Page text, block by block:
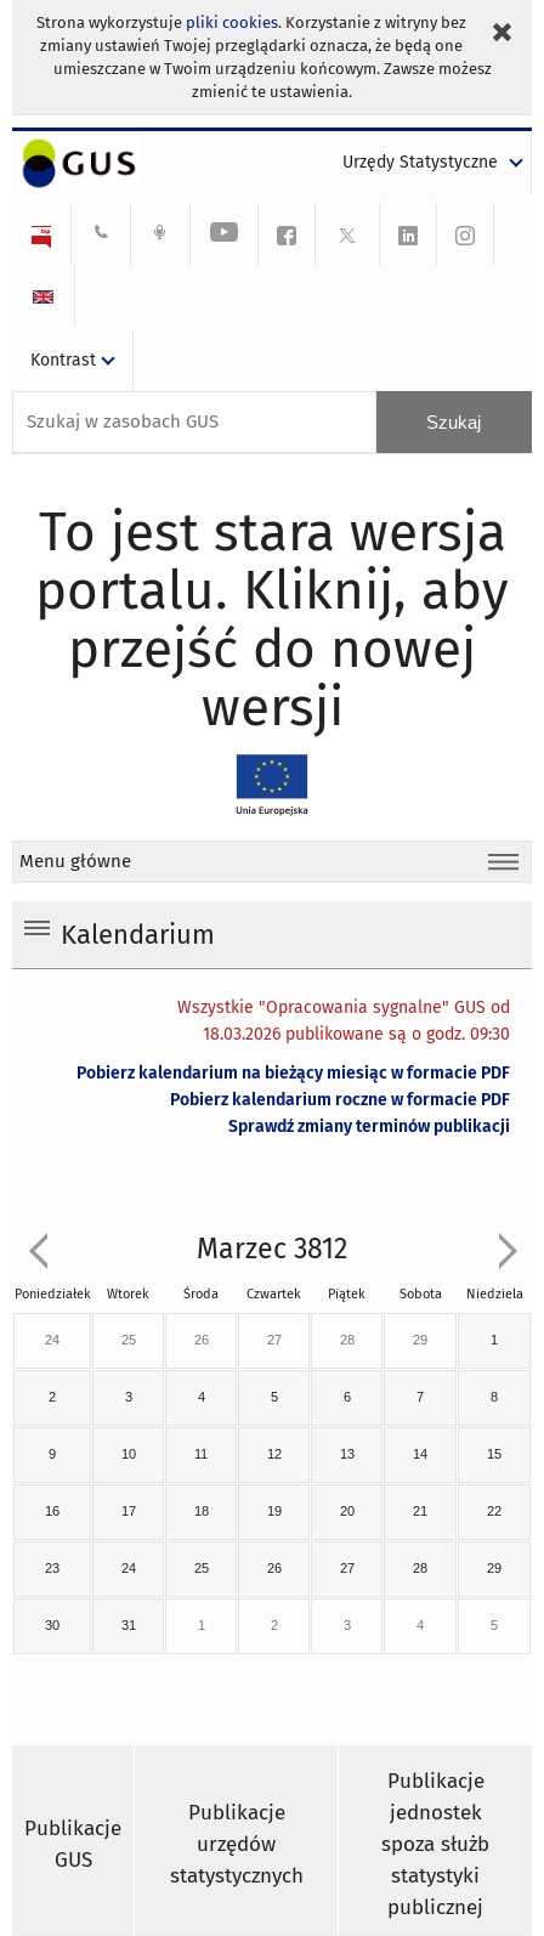
Strona wykorzystuje pliki cookies. Korzystanie z witryny bez
zmiany ustawień Twojej przeglądarki oznacza, że będą one
umieszczane w Twoim urządzeniu końcowym. Zawsze możesz
zmienić te ustawienia.
Urzędy Statystyczne
Kontrast
To jest stara wersja
portalu. Kliknij, aby
przejść do nowej
wersji
Menu główne
Kalendarium
Wszystkie "Opracowania sygnalne" GUS od
18.03.2026 publikowane są o godz. 09:30
Pobierz kalendarium na bieżący miesiąc w formacie PDF
Pobierz kalendarium roczne w formacie PDF
Sprawdź zmiany terminów publikacji
Marzec 3812
Poniedziałek Wtorek Środa Czwartek Piątek Sobota Niedziela
24 25 26 27 28 29 1
2 3 4 5 6 7 8
9 10 11 12 13 14 15
16 17 18 19 20 21 22
23 24 25 26 27 28 29
30 31 1 2 3 4 5
Publikacje
GUS
Publikacje
urzędów
statystycznych
Publikacje
jednostek
spoza służb
statystyki
publicznej